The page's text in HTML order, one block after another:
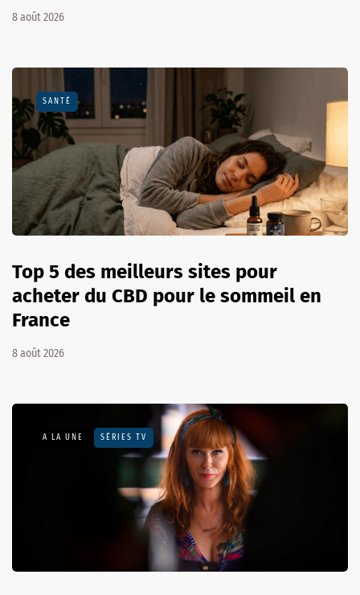
8 août 2026
SANTÉ
Top 5 des meilleurs sites pour
acheter du CBD pour le sommeil en
France
8 août 2026
A LA UNE SÉRIES TV